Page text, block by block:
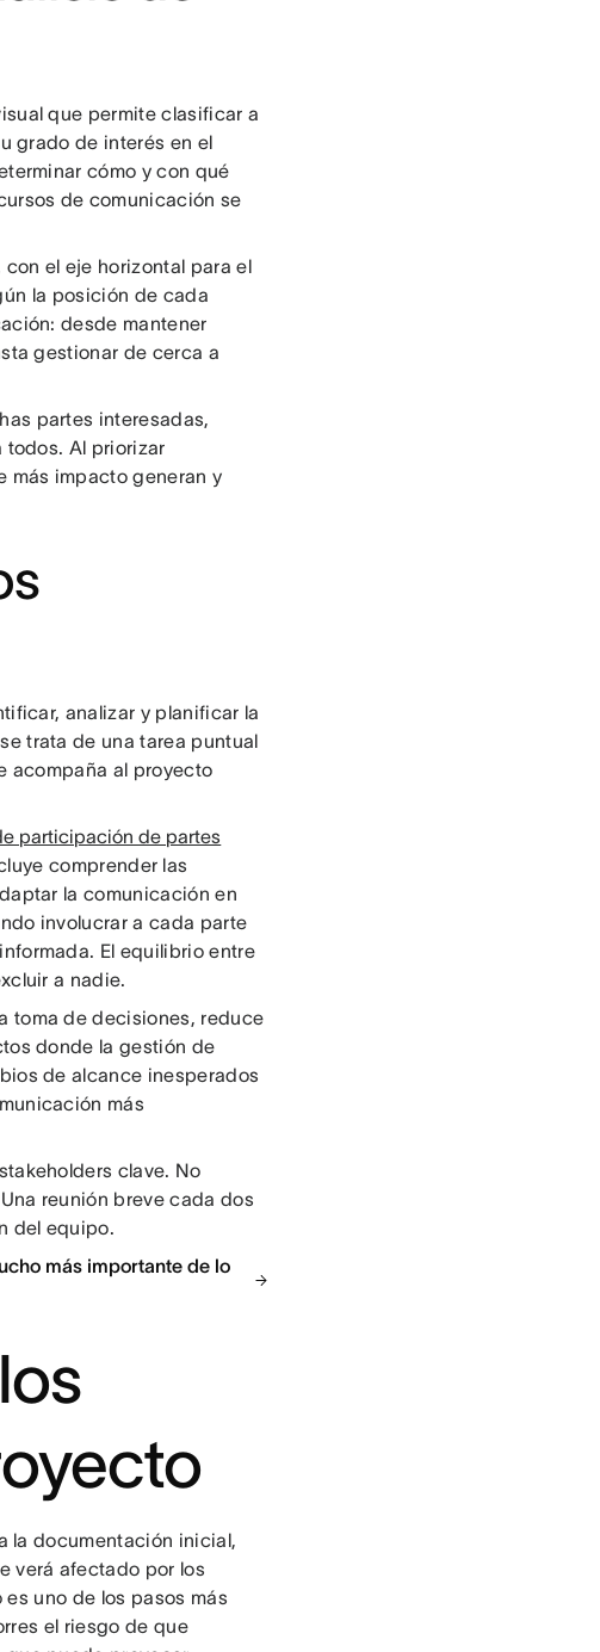
que permite clasificar a
grado de interés en el
cómo y con qué
de comunicación se
el eje horizontal para el
la posición de cada
desde mantener
gestionar de cerca a
partes interesadas,
todos. Al priorizar
más impacto generan y
analizar y planificar la
trata de una tarea puntual
acompaña al proyecto
participación de partes
comprender las
la comunicación en
involucrar a cada parte
El equilibrio entre
a nadie.
toma de decisiones, reduce
donde la gestión de
de alcance inesperados
más
clave. No
reunión breve cada dos
del equipo.
más importante de lo
la documentación inicial,
verá afectado por los
uno de los pasos más
el riesgo de que